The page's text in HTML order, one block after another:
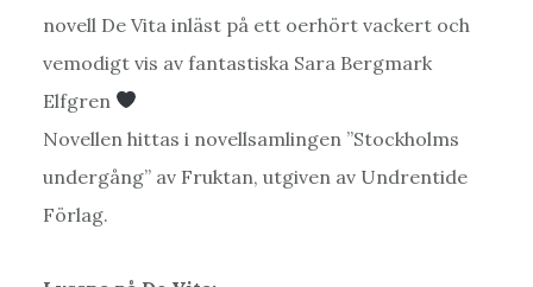
novell De Vita inläst på ett oerhört vackert och
vemodigt vis av fantastiska Sara Bergmark
Elfgren
Novellen hittas i novellsamlingen ”Stockholms
undergång” av Fruktan, utgiven av Undrentide
Förlag.